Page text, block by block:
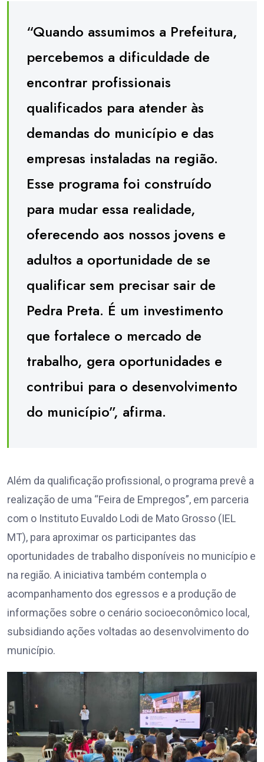
“Quando assumimos a Prefeitura,
percebemos a dificuldade de
encontrar profissionais
qualificados para atender às
demandas do município e das
empresas instaladas na região.
Esse programa foi construído
para mudar essa realidade,
oferecendo aos nossos jovens e
adultos a oportunidade de se
qualificar sem precisar sair de
Pedra Preta. É um investimento
que fortalece o mercado de
trabalho, gera oportunidades e
contribui para o desenvolvimento
do município”, afirma.
Além da qualificação profissional, o programa prevê a
realização de uma “Feira de Empregos”, em parceria
com o Instituto Euvaldo Lodi de Mato Grosso (IEL
MT), para aproximar os participantes das
oportunidades de trabalho disponíveis no município e
na região. A iniciativa também contempla o
acompanhamento dos egressos e a produção de
informações sobre o cenário socioeconômico local,
subsidiando ações voltadas ao desenvolvimento do
município.